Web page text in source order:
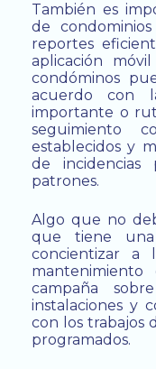
También es
de
reportes
aplicación
condóminos
acuerdo con
importante o
seguimiento
establecidos y
de incidencias
patrones.
Algo que no
que tiene
concientizar a
campaña
instalaciones y
con los trabajos
programados.